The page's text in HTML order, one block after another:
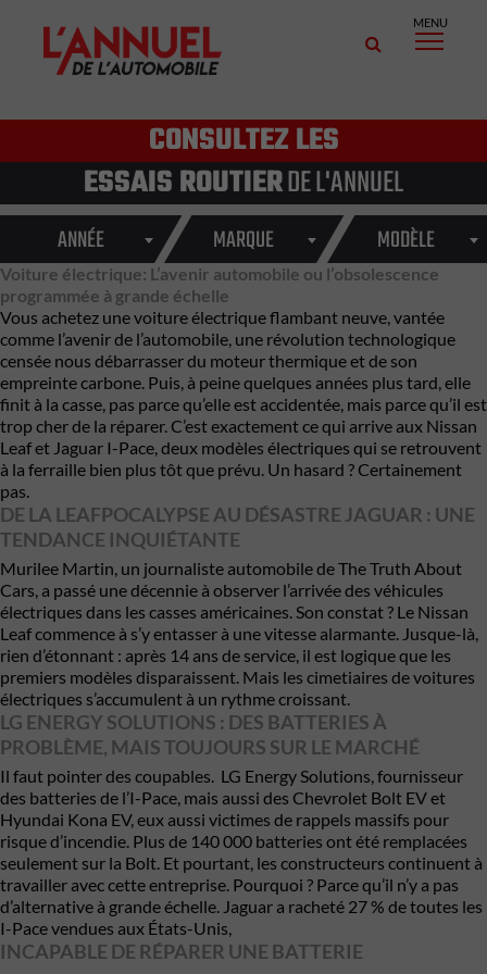
MENU
CONSULTEZ LES
ESSAIS ROUTIERDE L'ANNUEL
ANNÉE MARQUE MODÈLE
Voiture électrique: L’avenir automobile ou l’obsolescence
programmée à grande échelle
Vous achetez une voiture électrique flambant neuve, vantée
comme l’avenir de l’automobile, une révolution technologique
censée nous débarrasser du moteur thermique et de son
empreinte carbone. Puis, à peine quelques années plus tard, elle
finit à la casse, pas parce qu’elle est accidentée, mais parce qu’il est
trop cher de la réparer. C’est exactement ce qui arrive aux Nissan
Leaf et Jaguar I-Pace, deux modèles électriques qui se retrouvent
à la ferraille bien plus tôt que prévu. Un hasard ? Certainement
pas.
DE LA LEAFPOCALYPSE AU DÉSASTRE JAGUAR : UNE
TENDANCE INQUIÉTANTE
Murilee Martin, un journaliste automobile de The Truth About
Cars, a passé une décennie à observer l’arrivée des véhicules
électriques dans les casses américaines. Son constat ? Le Nissan
Leaf commence à s’y entasser à une vitesse alarmante. Jusque-là,
rien d’étonnant : après 14 ans de service, il est logique que les
premiers modèles disparaissent. Mais les cimetiaires de voitures
électriques s’accumulent à un rythme croissant.
LG ENERGY SOLUTIONS : DES BATTERIES À
PROBLÈME, MAIS TOUJOURS SUR LE MARCHÉ
Il faut pointer des coupables. LG Energy Solutions, fournisseur
des batteries de l’I-Pace, mais aussi des Chevrolet Bolt EV et
Hyundai Kona EV, eux aussi victimes de rappels massifs pour
risque d’incendie. Plus de 140 000 batteries ont été remplacées
seulement sur la Bolt. Et pourtant, les constructeurs continuent à
travailler avec cette entreprise. Pourquoi ? Parce qu’il n’y a pas
d’alternative à grande échelle. Jaguar a racheté 27 % de toutes les
I-Pace vendues aux États-Unis,
INCAPABLE DE RÉPARER UNE BATTERIE